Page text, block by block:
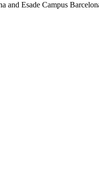
and Esade Campus